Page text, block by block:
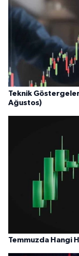
Teknik
Ağustos)
Temmuzda Hangi